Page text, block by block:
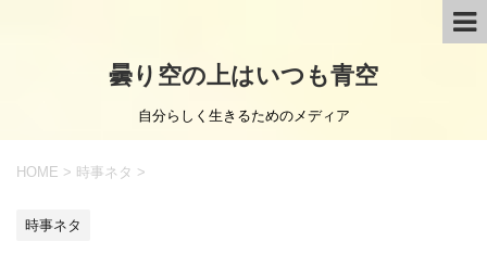
曇り空の上はいつも青空
自分らしく生きるためのメディア
HOME > 時事ネタ >
時事ネタ